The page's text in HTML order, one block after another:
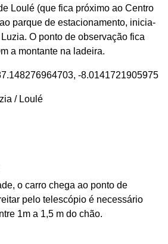
Loulé (que fica próximo ao Centro
parque de estacionamento, inicia-
O ponto de observação fica
a montante na ladeira.
-8.0141721905975
/ Loulé
o carro chega ao ponto de
pelo telescópio é necessário
1m a 1,5 m do chão.